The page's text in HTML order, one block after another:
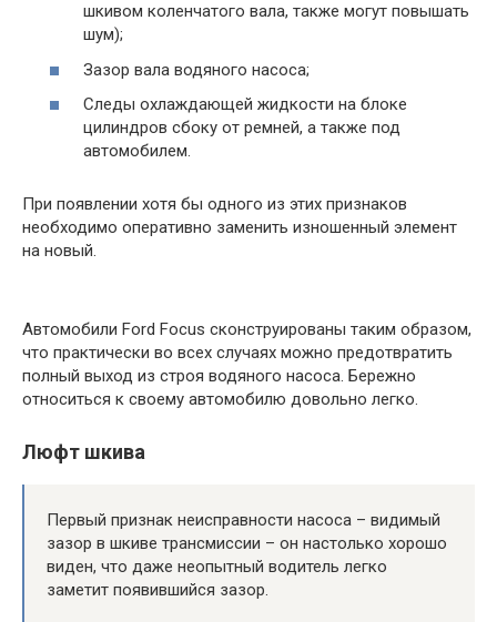
шкивом коленчатого вала, также могут повышать
шум);
Зазор вала водяного насоса;
Следы охлаждающей жидкости на блоке
цилиндров сбоку от ремней, а также под
автомобилем.
При появлении хотя бы одного из этих признаков
необходимо оперативно заменить изношенный элемент
на новый.
Автомобили Ford Focus сконструированы таким образом,
что практически во всех случаях можно предотвратить
полный выход из строя водяного насоса. Бережно
относиться к своему автомобилю довольно легко.
Люфт шкива
Первый признак неисправности насоса – видимый
зазор в шкиве трансмиссии – он настолько хорошо
виден, что даже неопытный водитель легко
заметит появившийся зазор.